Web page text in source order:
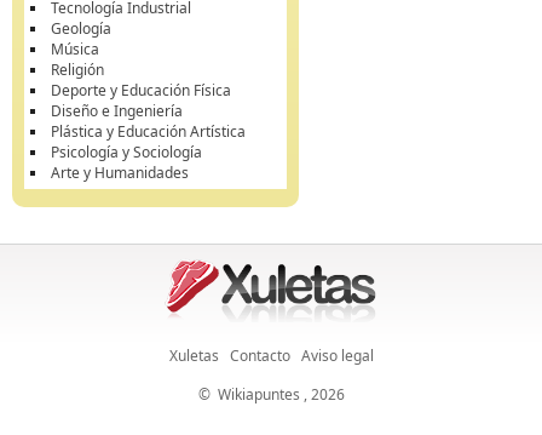
Tecnología Industrial
Geología
Música
Religión
Deporte y Educación Física
Diseño e Ingeniería
Plástica y Educación Artística
Psicología y Sociología
Arte y Humanidades
Xuletas Contacto Aviso legal
© Wikiapuntes , 2026